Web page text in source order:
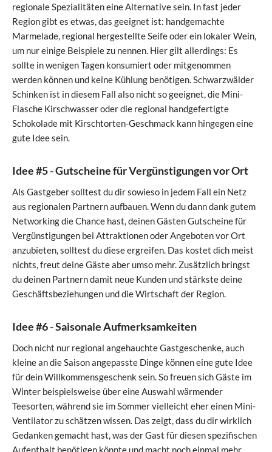
regionale Spezialitäten eine Alternative sein. In fast jeder
Region gibt es etwas, das geeignet ist: handgemachte
Marmelade, regional hergestellte Seife oder ein lokaler Wein,
um nur einige Beispiele zu nennen. Hier gilt allerdings: Es
sollte in wenigen Tagen konsumiert oder mitgenommen
werden können und keine Kühlung benötigen. Schwarzwälder
Schinken ist in diesem Fall also nicht so geeignet, die Mini-
Flasche Kirschwasser oder die regional handgefertigte
Schokolade mit Kirschtorten-Geschmack kann hingegen eine
gute Idee sein.
Idee #5 - Gutscheine für Vergünstigungen vor Ort
Als Gastgeber solltest du dir sowieso in jedem Fall ein Netz
aus regionalen Partnern aufbauen. Wenn du dann dank gutem
Networking die Chance hast, deinen Gästen Gutscheine für
Vergünstigungen bei Attraktionen oder Angeboten vor Ort
anzubieten, solltest du diese ergreifen. Das kostet dich meist
nichts, freut deine Gäste aber umso mehr. Zusätzlich bringst
du deinen Partnern damit neue Kunden und stärkste deine
Geschäftsbeziehungen und die Wirtschaft der Region.
Idee #6 - Saisonale Aufmerksamkeiten
Doch nicht nur regional angehauchte Gastgeschenke, auch
kleine an die Saison angepasste Dinge können eine gute Idee
für dein Willkommensgeschenk sein. So freuen sich Gäste im
Winter beispielsweise über eine Auswahl wärmender
Teesorten, während sie im Sommer vielleicht eher einen Mini-
Ventilator zu schätzen wissen. Das zeigt, dass du dir wirklich
Gedanken gemacht hast, was der Gast für diesen spezifischen
Aufenthalt benötigen könnte und macht noch einmal mehr